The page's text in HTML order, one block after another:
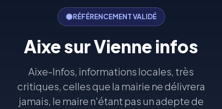
RÉFÉRENCEMENT VALIDÉ
Aixe sur Vienne infos
Aixe-Infos, informations locales, très
critiques, celles que la mairie ne délivrera
jamais, le maire n'étant pas un adepte de